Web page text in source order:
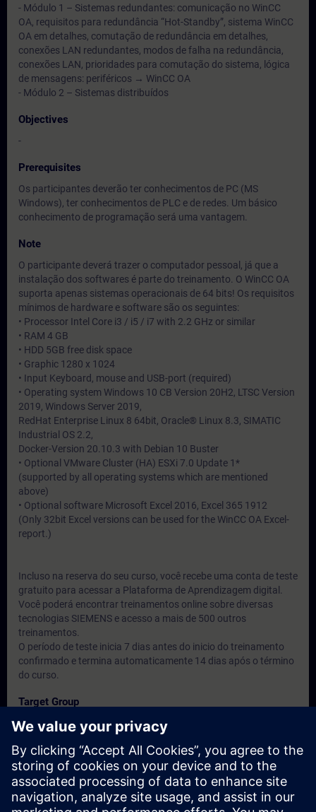
- Módulo 1 – Sistemas redundantes: comunicação no WinCC
OA, requisitos para redundância “Hot-Standby”, sistema WinCC
OA em detalhes, comutação de redundância em detalhes,
conexões LAN redundantes, modos de falha na redundância,
conexões LAN, prioridades para comutação do sistema, lógica
de mensagens: periféricos → WinCC OA
- Módulo 2 – Sistemas distribuídos
Objectives
-
Prerequisites
Os participantes deverão ter conhecimentos de PC (MS
Windows), ter conhecimentos de PLC e de redes. Um básico
conhecimento de programação será uma vantagem.
Note
O participante deverá trazer o computador pessoal, já que a
instalação dos softwares é parte do treinamento. O WinCC OA
suporta apenas sistemas operacionais de 64 bits! Os requisitos
mínimos de hardware e software são os seguintes:
• Processor Intel Core i3 / i5 / i7 with 2.2 GHz or similar
• RAM 4 GB
• HDD 5GB free disk space
• Graphic 1280 x 1024
• Input Keyboard, mouse and USB-port (required)
• Operating system Windows 10 CB Version 20H2, LTSC Version
2019, Windows Server 2019,
RedHat Enterprise Linux 8 64bit, Oracle® Linux 8.3, SIMATIC
Industrial OS 2.2,
Docker-Version 20.10.3 with Debian 10 Buster
• Optional VMware Cluster (HA) ESXi 7.0 Update 1*
(supported by all operating systems which are mentioned
above)
• Optional software Microsoft Excel 2016, Excel 365 1912
(Only 32bit Excel versions can be used for the WinCC OA Excel-
report.)
Incluso na reserva do seu curso, você recebe uma conta de teste
gratuito para acessar a Plataforma de Aprendizagem digital.
Você poderá encontrar treinamentos online sobre diversas
tecnologias SIEMENS e acesso a mais de 500 outros
treinamentos.
O período de teste inicia 7 dias antes do inicio do treinamento
confirmado e termina automaticamente 14 dias após o término
do curso.
Target Group
Engenheiros, técnicos e usuários do produto.
Dates And Registration
Currently, no events available